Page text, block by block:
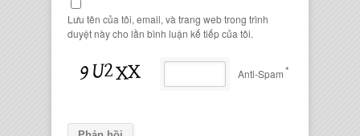
Lưu tên của tôi, email, và trang web trong trình
duyệt này cho lần bình luận kế tiếp của tôi.
Anti-Spam*